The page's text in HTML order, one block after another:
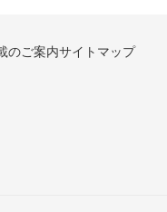
のご案内サイトマップ